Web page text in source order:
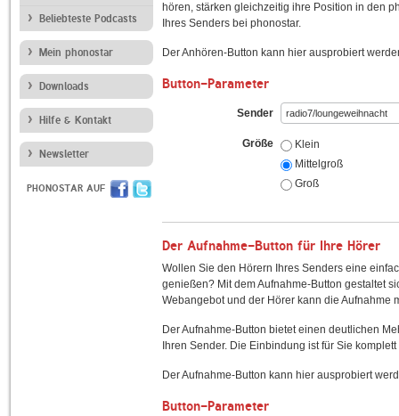
Beliebteste Podcasts
Mein phonostar
Downloads
Hilfe & Kontakt
Newsletter
PHONOSTAR AUF
hören, stärken gleichzeitig ihre Position in den
Ihres Senders bei phonostar.
Der Anhören-Button kann hier ausprobiert
Button-Parameter
Sender
Größe
Klein
Mittelgroß
Groß
Der Aufnahme-Button für Ihre Hörer
Wollen Sie den Hörern Ihres Senders eine
genießen? Mit dem Aufnahme-Button gestaltet
Webangebot und der Hörer kann die Aufnahme
Der Aufnahme-Button bietet einen deutlichen
Ihren Sender. Die Einbindung ist für Sie
Der Aufnahme-Button kann hier ausprobiert
Button-Parameter